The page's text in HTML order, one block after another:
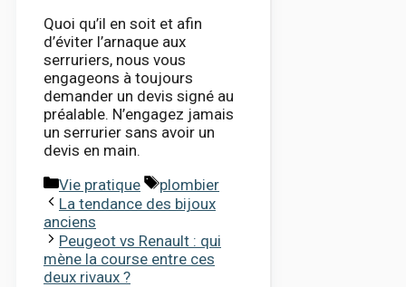
Quoi qu’il en soit et afin
d’éviter l’arnaque aux
serruriers, nous vous
engageons à toujours
demander un devis signé au
préalable. N’engagez jamais
un serrurier sans avoir un
devis en main.
Catégories
Vie pratique Étiquettes
plombier
La tendance des bijoux
anciens
Peugeot vs Renault : qui
mène la course entre ces
deux rivaux ?